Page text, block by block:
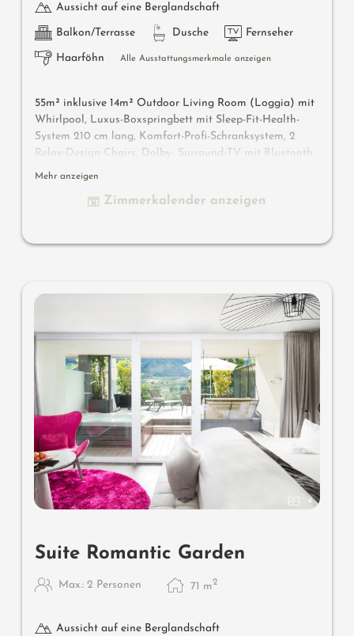
Aussicht auf eine Berglandschaft
Balkon/Terrasse Dusche Fernseher
Haarföhn Alle Ausstattungsmerkmale anzeigen
55m² inklusive 14m² Outdoor Living Room (Loggia) mit
Whirlpool, Luxus-Boxspringbett mit Sleep-Fit-Health-
System 210 cm lang, Komfort-Profi-Schranksystem, 2
Relax-Design-Chairs, Dolby- Surround-TV mit Bluetooth,
Koffer-Designbar mit Wein-, Nespresso- & Teedesk,
Sound-System, Lady-Beauty-Desk, getrennter Waschtisch
Mehr anzeigen
Zimmerkalender anzeigen
4
Suite Romantic Garden
Max.: 2 Personen 71 m2
Aussicht auf eine Berglandschaft